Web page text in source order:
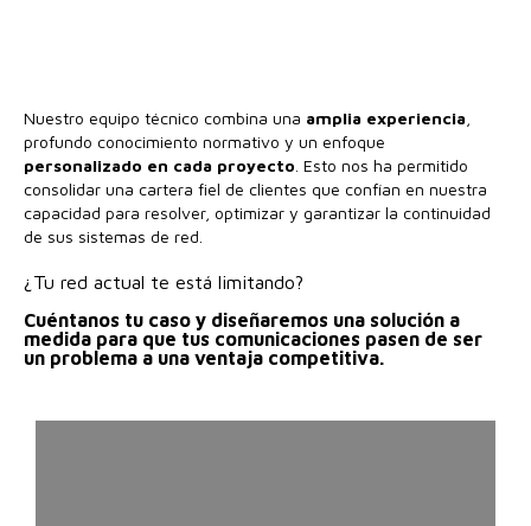
Nuestro equipo técnico combina una amplia experiencia
profundo conocimiento normativo y un enfoque
personalizado en cada proyecto . Esto nos ha permitido
consolidar una cartera fiel de clientes que confían en nuestra
capacidad para resolver, optimizar y garantizar la continuidad
de sus sistemas de red.
¿Tu red actual te está limitando?
Cuéntanos tu caso y diseñaremos una solución a
medida para que tus comunicaciones pasen de ser
un problema a una ventaja competitiva.